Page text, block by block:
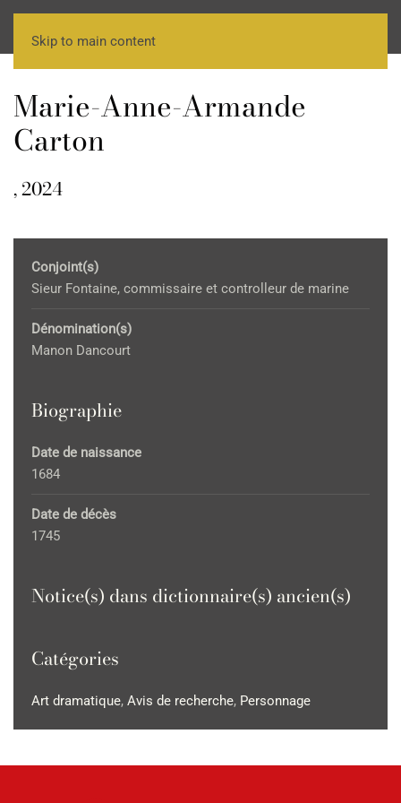
Skip to main content
Marie-Anne-Armande
Carton
, 2024
Conjoint(s)
Sieur Fontaine, commissaire et controlleur de marine
Dénomination(s)
Manon Dancourt
Biographie
Date de naissance
1684
Date de décès
1745
Notice(s) dans dictionnaire(s) ancien(s)
Catégories
Art dramatique, Avis de recherche, Personnage